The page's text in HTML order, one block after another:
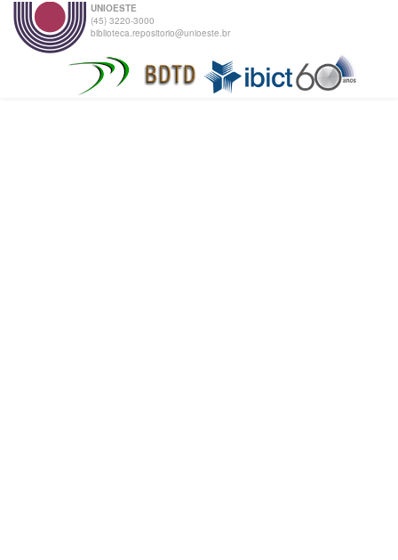
UNIOESTE
(45) 3220-3000
biblioteca.repositorio@unioeste.br